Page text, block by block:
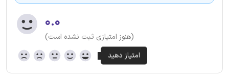
۰.۰
(هنوز امتیازی ثبت نشده است)